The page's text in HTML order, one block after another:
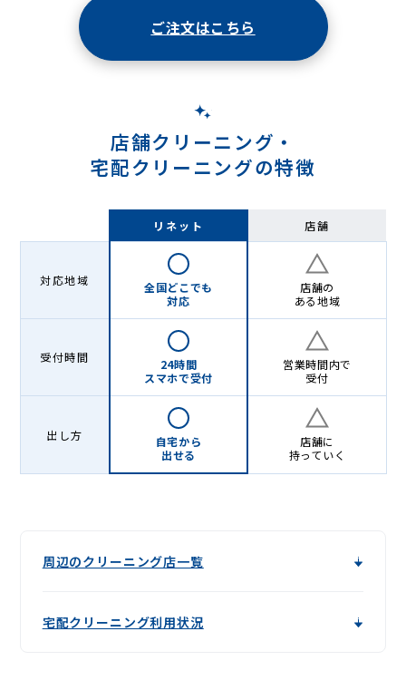
ご注文はこちら
店舗クリーニング・
宅配クリーニングの特徴
リネット 店舗
対応地域
全国どこでも
対応
店舗の
ある地域
受付時間
24時間
スマホで受付
営業時間内で
受付
出し方
自宅から
出せる
店舗に
持っていく
周辺のクリーニング店一覧
宅配クリーニング利用状況